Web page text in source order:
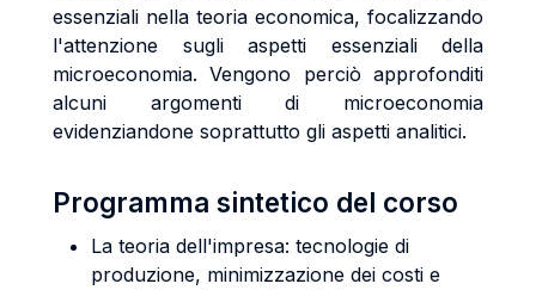
essenziali nella teoria economica, focalizzando
l'attenzione sugli aspetti essenziali della
microeconomia. Vengono perciò approfonditi
alcuni argomenti di microeconomia
evidenziandone soprattutto gli aspetti analitici.
Programma sintetico del corso
La teoria dell'impresa: tecnologie di
produzione, minimizzazione dei costi e